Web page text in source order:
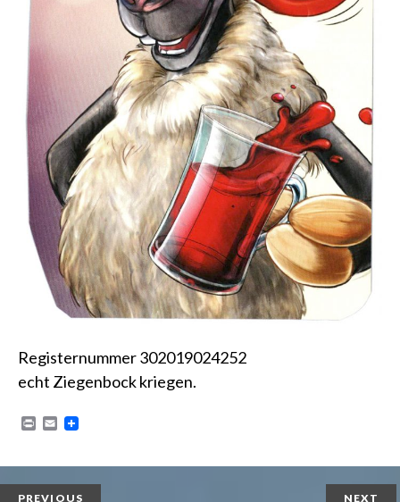
Registernummer 302019024252
echt Ziegenbock kriegen.
P
n
t
E
i
l
PREVIOUS NEXT